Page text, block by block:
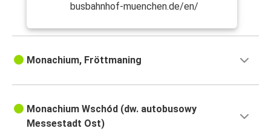
busbahnhof-muenchen.de/en/
Monachium, Fröttmaning
Monachium Wschód (dw. autobusowy
Messestadt Ost)